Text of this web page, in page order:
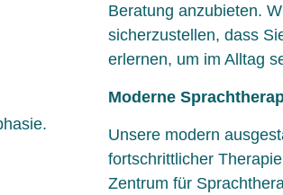
Beratung anzubieten.
sicherzustellen, dass
erlernen, um im Alltag
Moderne
Unsere modern
fortschrittlicher
Zentrum für